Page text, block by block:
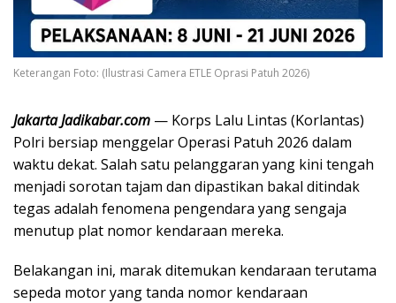
Keterangan Foto: (Ilustrasi Camera ETLE Oprasi Patuh 2026)
​Jakarta Jadikabar.com — Korps Lalu Lintas (Korlantas)
Polri bersiap menggelar Operasi Patuh 2026 dalam
waktu dekat. Salah satu pelanggaran yang kini tengah
menjadi sorotan tajam dan dipastikan bakal ditindak
tegas adalah fenomena pengendara yang sengaja
menutup plat nomor kendaraan mereka.
​Belakangan ini, marak ditemukan kendaraan terutama
sepeda motor yang tanda nomor kendaraan